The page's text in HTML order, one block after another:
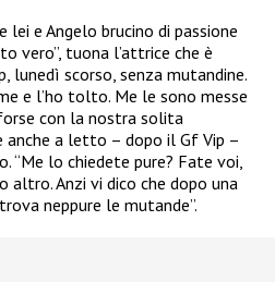
lei e Angelo brucino di passione
vero”, tuona l’attrice che è
lunedì scorso, senza mutandine.
e l’ho tolto. Me le sono messe
con la nostra solita
anche a letto – dopo il Gf Vip –
“Me lo chiedete pure? Fate voi,
altro. Anzi vi dico che dopo una
neppure le mutande”.